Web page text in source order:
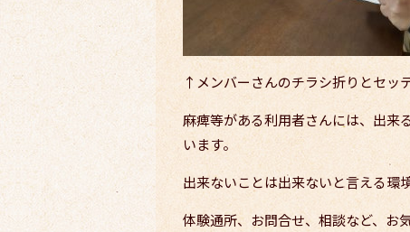
↑メンバーさんのチラシ折りとセッ
麻痺等がある利用者さんには、出来
います。
出来ないことは出来ないと言える環
体験通所、お問合せ、相談など、お